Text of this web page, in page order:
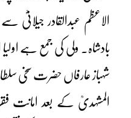
الاعظم عبدالقادر جیلانیؓ
بادشاہ۔ ولی کی جمع ہے
شہباز عارفاں حضرت سخی
المشہدیؒ کے بعد امانت